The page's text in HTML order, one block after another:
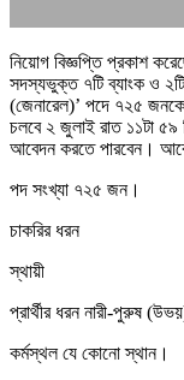
নিয়োগ বিজ্ঞপ্তি প্রকাশ
সদস্যভুক্ত ৭টি ব্যাংক ও ২টি
(জেনারেল)’ পদে ৭২৫
চলবে ২ জুলাই রাত ১১টা ৫৯
আবেদন করতে পারবেন।
পদ সংখ্যা ৭২৫ জন।
চাকরির ধরন
স্থায়ী
প্রার্থীর ধরন নারী-পুরুষ
কর্মস্থল যে কোনো স্থান।